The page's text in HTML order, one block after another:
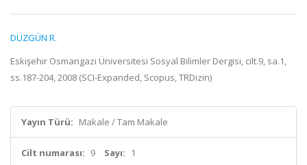
DÜZGÜN R.
Eskişehir Osmangazi Üniversitesi Sosyal Bilimler Dergisi, cilt.9, sa.1,
ss.187-204, 2008 (SCI-Expanded, Scopus, TRDizin)
Yayın Türü: Makale / Tam Makale
Cilt numarası: 9 Sayı: 1